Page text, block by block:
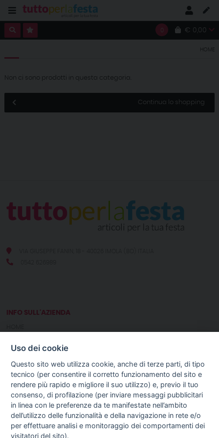
0 € 0,00
HOME
Non ci sono prodotti in questa categoria.
Continua lo shopping
INFO SULL'AZIENDA
NOTIZIE
GUIDA AGLI ACQUISTI
PROCEDURA DI ACQUISTO
DIRITTO DI RECESSO
SPEDIZIONI E COSTI
Uso dei cookie
Questo sito web utilizza cookie, anche di terze parti, di tipo
tecnico (per consentire il corretto funzionamento del sito e
rendere più rapido e migliore il suo utilizzo) e, previo il tuo
consenso, di profilazione (per inviare messaggi pubblicitari
in linea con le preferenze da te manifestate nell’ambito
dell’utilizzo delle funzionalità e della navigazione in rete e/o
per effettuare analisi e monitoraggio dei comportamenti dei
visitatori del sito).